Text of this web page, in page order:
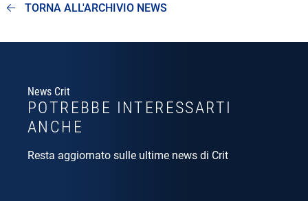
TORNA ALL'ARCHIVIO NEWS
News Crit
POTREBBE INTERESSARTI
ANCHE
Resta aggiornato sulle ultime news di Crit